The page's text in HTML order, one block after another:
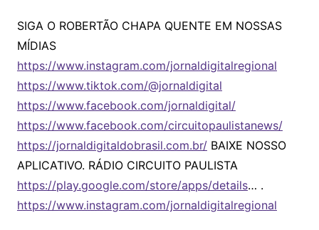
SIGA O ROBERTÃO CHAPA QUENTE EM NOSSAS
MÍDIAS
https://www.instagram.com/jornaldigitalregional
https://www.tiktok.com/@jornaldigital
https://www.facebook.com/jornaldigital/
https://www.facebook.com/circuitopaulistanews/
https://jornaldigitaldobrasil.com.br/BAIXE NOSSO
APLICATIVO. RÁDIO CIRCUITO PAULISTA
https://play.google.com/store/apps/details… .
https://www.instagram.com/jornaldigitalregional